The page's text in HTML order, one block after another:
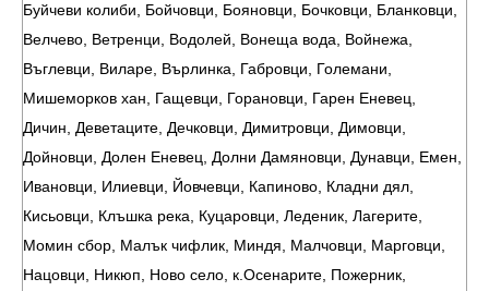
Буйчеви колиби, Бойчовци, Бояновци, Бочковци, Бланковци,
Велчево, Ветренци, Водолей, Вонеща вода, Войнежа,
Въглевци, Виларе, Върлинка, Габровци, Големани,
Мишеморков хан, Гащевци, Горановци, Гарен Еневец,
Дичин, Деветаците, Дечковци, Димитровци, Димовци,
Дойновци, Долен Еневец, Долни Дамяновци, Дунавци, Емен,
Ивановци, Илиевци, Йовчевци, Капиново, Кладни дял,
Кисьовци, Клъшка река, Куцаровци, Леденик, Лагерите,
Момин сбор, Малък чифлик, Миндя, Малчовци, Марговци,
Нацовци, Никюп, Ново село, к.Осенарите, Пожерник,